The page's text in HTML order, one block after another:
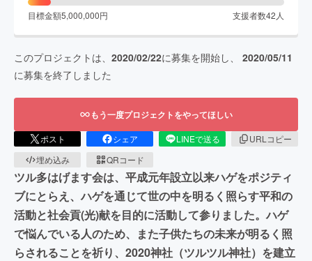
目標金額5,000,000円 支援者数42 人
このプロジェクトは、 2020/02/22に募集を開始し、 2020/05/11
に募集を終了しました
もう一度プロジェクトをやってほしい
ポスト シェア LINEで送る
URLコピー
埋め込み
QRコード
ツル多はげます会は、平成元年設立以来ハゲをポジティ
ブにとらえ、ハゲを通じて世の中を明るく照らす平和の
活動と社会貢(光)献を目的に活動して参りました。ハゲ
で悩んでいる人のため、また子供たちの未来が明るく照
らされることを祈り、2020神社（ツルツル神社）を建立